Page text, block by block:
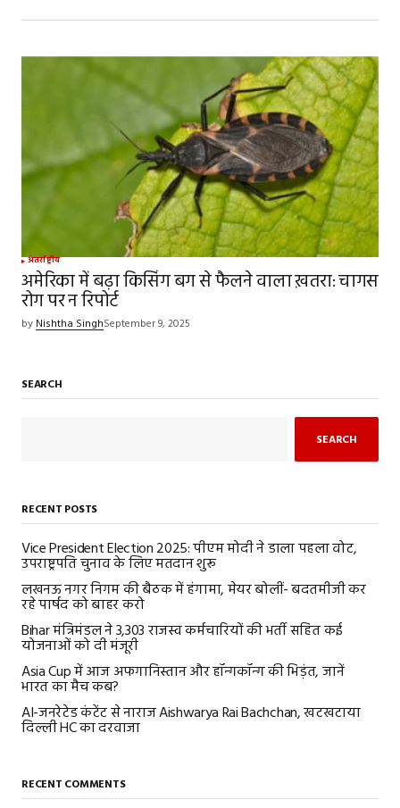
अंतर्राष्ट्रीय
अमेरिका में बढ़ा किसिंग बग से फैलने वाला ख़तरा: चागस
रोग पर न रिपोर्ट
by Nishtha SinghSeptember 9, 2025
SEARCH
SEARCH
RECENT POSTS
Vice President Election 2025: पीएम मोदी ने डाला पहला वोट,
उपराष्ट्रपति चुनाव के लिए मतदान शुरू
लखनऊ नगर निगम की बैठक में हंगामा, मेयर बोलीं- बदतमीजी कर
रहे पार्षद को बाहर करो
Bihar मंत्रिमंडल ने 3,303 राजस्व कर्मचारियों की भर्ती सहित कई
योजनाओं को दी मंजूरी
Asia Cup में आज अफगानिस्तान और हॉन्गकॉन्ग की भिड़ंत, जानें
भारत का मैच कब?
AI-जनरेटेड कंटेंट से नाराज Aishwarya Rai Bachchan, खटखटाया
दिल्ली HC का दरवाजा
RECENT COMMENTS